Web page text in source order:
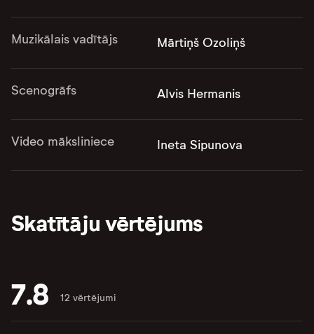
Muzikālais vadītājs Mārtiņš Ozoliņš
Scenogrāfs Alvis Hermanis
Video māksliniece Ineta Sipunova
Skatītāju vērtējums
7.8 12 vērtējumi